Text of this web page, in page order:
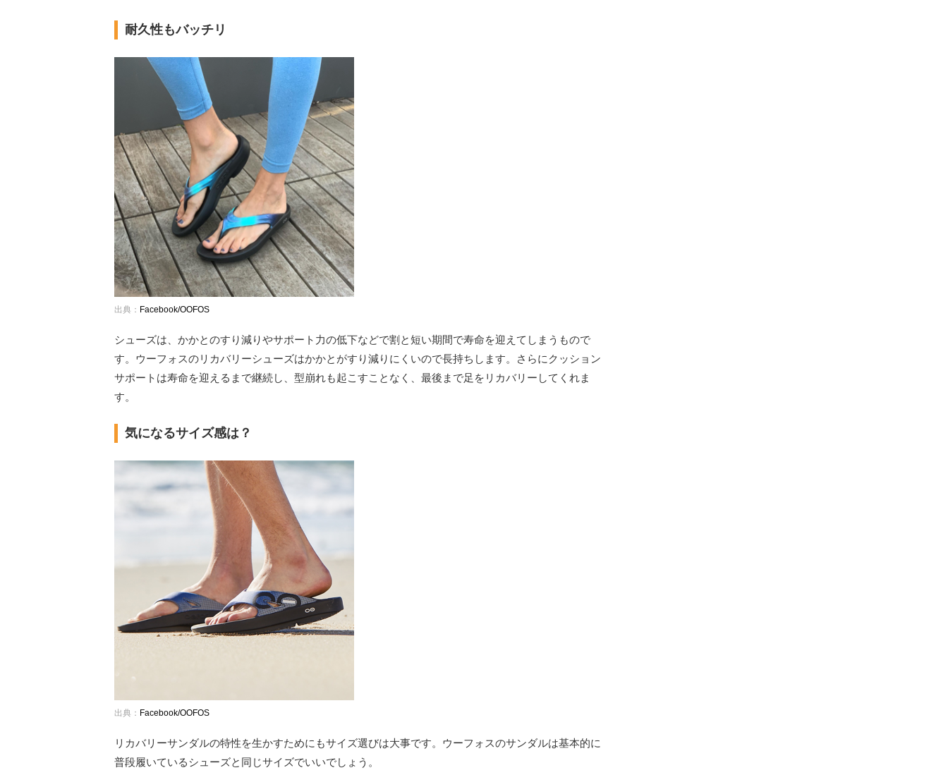
耐久性もバッチリ
出典： Facebook/OOFOS
シューズは、かかとのすり減りやサポート力の低下などで割と短い期間で寿命を迎えてしまうもので
す。ウーフォスのリカバリーシューズはかかとがすり減りにくいので長持ちします。さらにクッション
サポートは寿命を迎えるまで継続し、型崩れも起こすことなく、最後まで足をリカバリーしてくれま
す。
気になるサイズ感は？
出典： Facebook/OOFOS
リカバリーサンダルの特性を生かすためにもサイズ選びは大事です。ウーフォスのサンダルは基本的に
普段履いているシューズと同じサイズでいいでしょう。